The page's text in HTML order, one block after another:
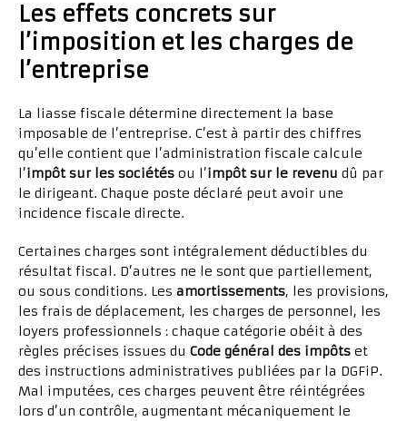
Les effets concrets sur
l’imposition et les charges de
l’entreprise
La liasse fiscale détermine directement la base
imposable de l’entreprise. C’est à partir des chiffres
qu’elle contient que l’administration fiscale calcule
l’impôt sur les sociétés ou l’impôt sur le revenu dû par
le dirigeant. Chaque poste déclaré peut avoir une
incidence fiscale directe.
Certaines charges sont intégralement déductibles du
résultat fiscal. D’autres ne le sont que partiellement,
ou sous conditions. Les amortissements, les provisions,
les frais de déplacement, les charges de personnel, les
loyers professionnels : chaque catégorie obéit à des
règles précises issues du Code général des impôts et
des instructions administratives publiées par la DGFiP.
Mal imputées, ces charges peuvent être réintégrées
lors d’un contrôle, augmentant mécaniquement le